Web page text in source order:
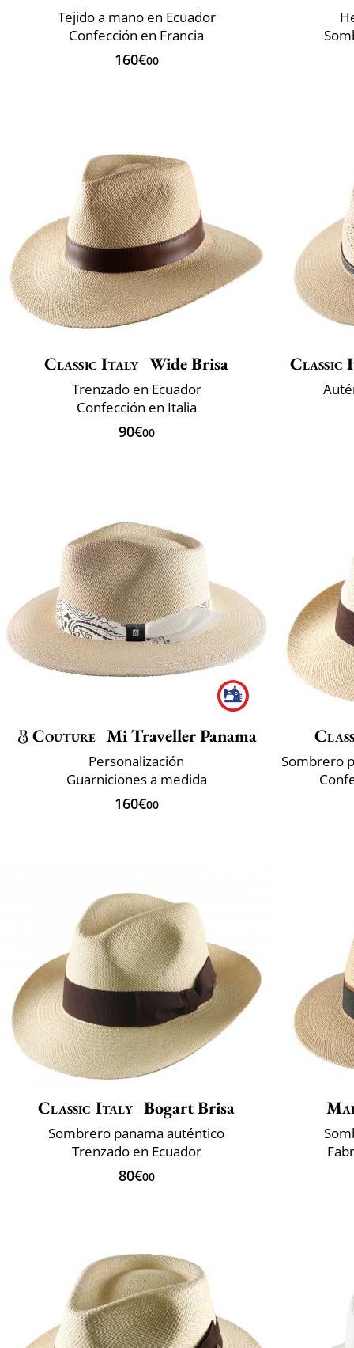
Tejido a mano en Ecuador
Confección en Francia
160€00
Classic Italy Wide Brisa
Trenzado en Ecuador
Confección en Italia
90€00
Classic
Couture Mi Traveller Panama
Personalización
Guarniciones a medida
160€00
Classic Italy Bogart Brisa
Sombrero panama auténtico
Trenzado en Ecuador
80€00